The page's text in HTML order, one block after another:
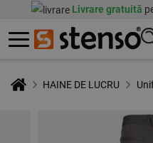
Livrare gratuită
HAINE DE LUCRU